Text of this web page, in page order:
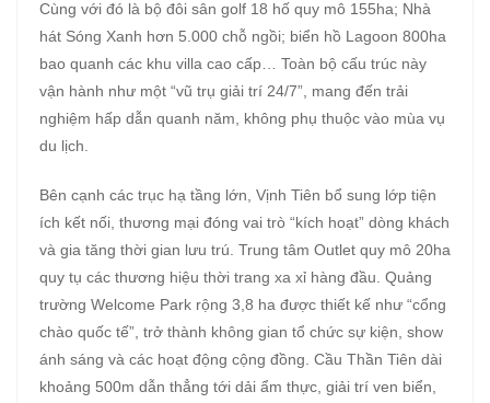
Cùng với đó là bộ đôi sân golf 18 hố quy mô 155ha; Nhà
hát Sóng Xanh hơn 5.000 chỗ ngồi; biển hồ Lagoon 800ha
bao quanh các khu villa cao cấp… Toàn bộ cấu trúc này
vận hành như một “vũ trụ giải trí 24/7”, mang đến trải
nghiệm hấp dẫn quanh năm, không phụ thuộc vào mùa vụ
du lịch.
Bên cạnh các trục hạ tầng lớn, Vịnh Tiên bổ sung lớp tiện
ích kết nối, thương mại đóng vai trò “kích hoạt” dòng khách
và gia tăng thời gian lưu trú. Trung tâm Outlet quy mô 20ha
quy tụ các thương hiệu thời trang xa xỉ hàng đầu. Quảng
trường Welcome Park rộng 3,8 ha được thiết kế như “cổng
chào quốc tế”, trở thành không gian tổ chức sự kiện, show
ánh sáng và các hoạt động cộng đồng. Cầu Thần Tiên dài
khoảng 500m dẫn thẳng tới dải ẩm thực, giải trí ven biển,